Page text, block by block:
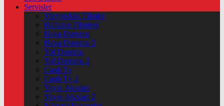
Servisler
Vizyondaki Filmler
Haftanin Filmleri
Hava Durumu
Hava Durumu 2
Yol Durumu
Yol Durumu 2
Canlı Tv
Canlı Tv 2
Yayın Akışları
Yayın Akışları 2